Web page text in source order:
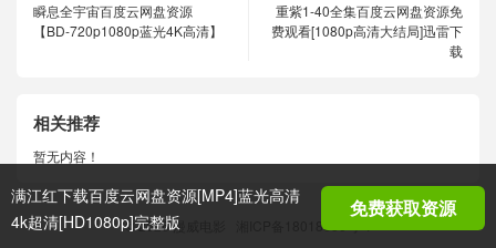
满江红下载百度云网盘资源[MP4]蓝光高清
4k超清[HD1080p]完整版
免费获取资源
瞬息全宇宙百度云网盘资源
【BD-720p1080p蓝光4K高清】
重紫1-40全集百度云网盘资源免
费观看[1080p高清大结局]迅雷下
载
相关推荐
暂无内容！
© 2026漫威电影 湘ICP备18018686号-1